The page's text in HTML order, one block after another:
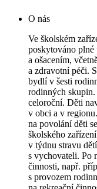
O nás
Ve školském
poskytováno plné
a ošacením,
a zdravotní péči.
bydlí v šesti
rodinných skupin.
celoroční. Děti
v obci a v
na povolání děti
školského
v týdnu stravu
s vychovateli. Po
činnosti, např.
s provozem